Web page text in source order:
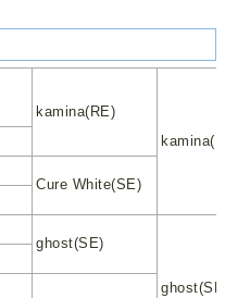
kamina(RE)
Cure White(SE)
ghost(SE)